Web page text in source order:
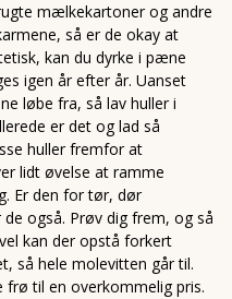
mælkekartoner og andre
så er de okay at
kan du dyrke i pæne
igen år efter år. Uanset
løbe fra, så lav huller i
er det og lad så
huller fremfor at
lidt øvelse at ramme
Er den for tør, dør
også. Prøv dig frem, og så
kan der opstå forkert
så hele molevitten går til.
til en overkommelig pris.